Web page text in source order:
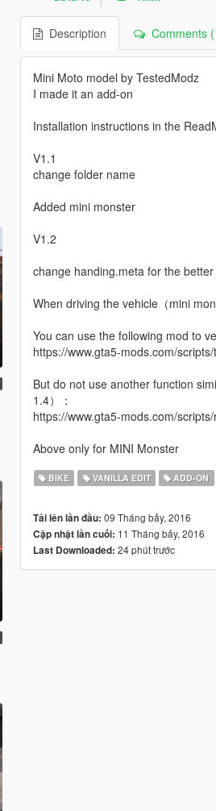
Description Comments
Mini Moto model by TestedModz
I made it an add-on
Installation instructions in the
V1.1
change folder name
Added mini monster
V1.2
change handing.meta for the
When driving the vehicle（mini
You can use the following mod to
https://www.gta5-mods.com/
But do not use another function
1.4）：
https://www.gta5-mods.com/
Above only for MINI Monster
BIKE VANILLA EDIT ADD-ON
Tải lên lần đầu: 09 Tháng bảy, 2016
Cập nhật lần cuối: 11 Tháng bảy, 2016
Last Downloaded: 24 phút trước